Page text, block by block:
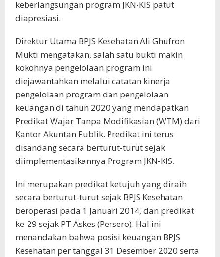
keberlangsungan program JKN-KIS patut
diapresiasi.
Direktur Utama BPJS Kesehatan Ali Ghufron
Mukti mengatakan, salah satu bukti makin
kokohnya pengelolaan program ini
diejawantahkan melalui catatan kinerja
pengelolaan program dan pengelolaan
keuangan di tahun 2020 yang mendapatkan
Predikat Wajar Tanpa Modifikasian (WTM) dari
Kantor Akuntan Publik. Predikat ini terus
disandang secara berturut-turut sejak
diimplementasikannya Program JKN-KIS.
Ini merupakan predikat ketujuh yang diraih
secara berturut-turut sejak BPJS Kesehatan
beroperasi pada 1 Januari 2014, dan predikat
ke-29 sejak PT Askes (Persero). Hal ini
menandakan bahwa posisi keuangan BPJS
Kesehatan per tanggal 31 Desember 2020 serta